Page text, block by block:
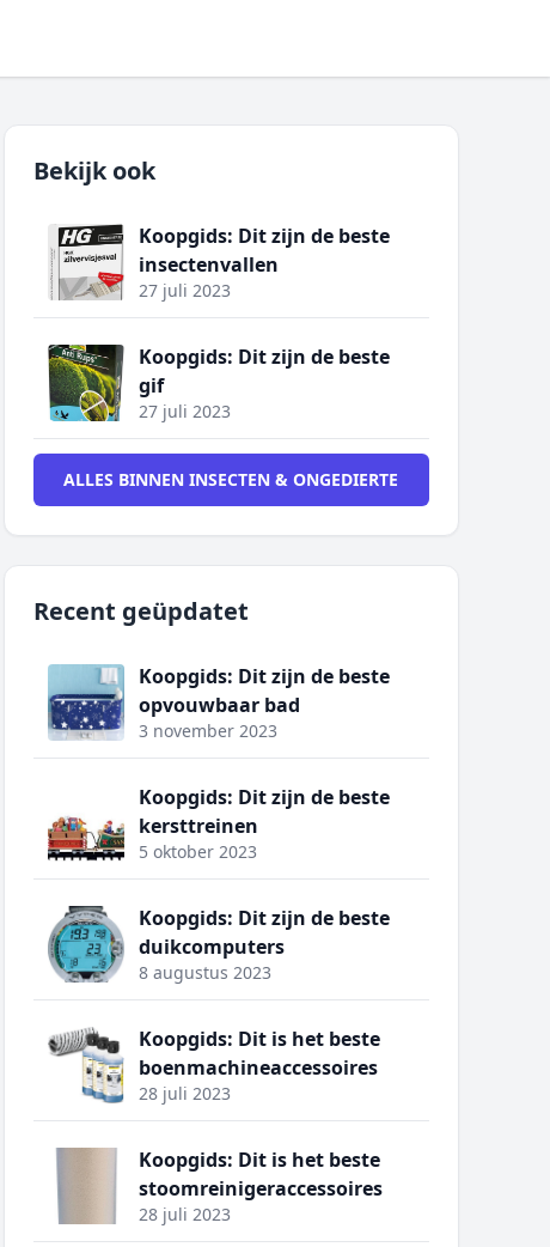
Bekijk ook
Koopgids: Dit zijn de beste
insectenvallen
27 juli 2023
Koopgids: Dit zijn de beste
gif
27 juli 2023
ALLES BINNEN INSECTEN & ONGEDIERTE
Recent geüpdatet
Koopgids: Dit zijn de beste
opvouwbaar bad
3 november 2023
Koopgids: Dit zijn de beste
kersttreinen
5 oktober 2023
Koopgids: Dit zijn de beste
duikcomputers
8 augustus 2023
Koopgids: Dit is het beste
boenmachineaccessoires
28 juli 2023
Koopgids: Dit is het beste
stoomreinigeraccessoires
28 juli 2023